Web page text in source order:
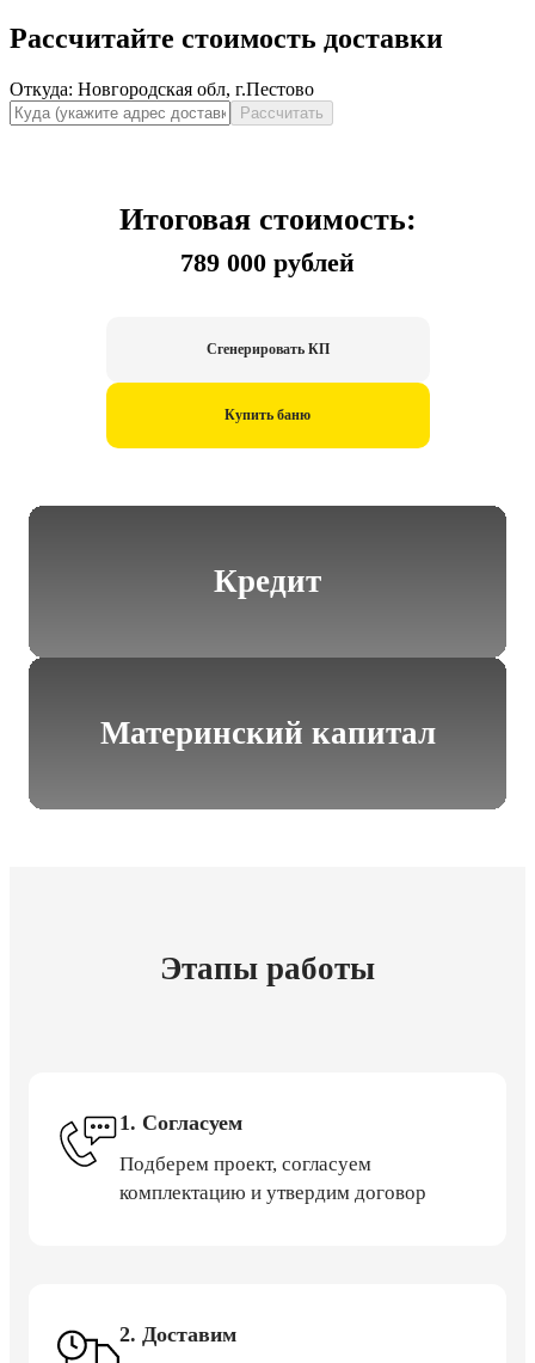
Рассчитайте стоимость доставки
Откуда: Новгородская обл, г.Пестово
Рассчитать
Итоговая стоимость:
789 000 рублей
Сгенерировать КП
Купить баню
Кредит
Материнский капитал
Этапы работы
1. Согласуем
Подберем проект, согласуем
комплектацию и утвердим договор
2. Доставим